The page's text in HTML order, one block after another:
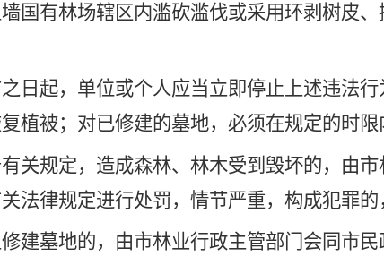
国有林场辖区内滥砍滥伐或采用环剥树皮
日起，单位或个人应当立即停止上述违法
植被；对已修建的墓地，必须在规定的时限
关规定， 造成森林、林木受到毁坏的，由市
法律规定进行处罚，情节严重，构成犯罪的
建墓地的，由市林业行政主管部门会同市民